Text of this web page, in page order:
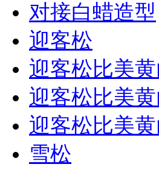
对接白蜡造型
迎客松
迎客松比美
迎客松比美
迎客松比美
雪松